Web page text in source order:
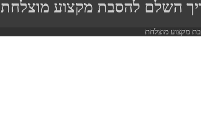
השלם להסבת מקצוע מוצלחת
מקצוע מוצלחת